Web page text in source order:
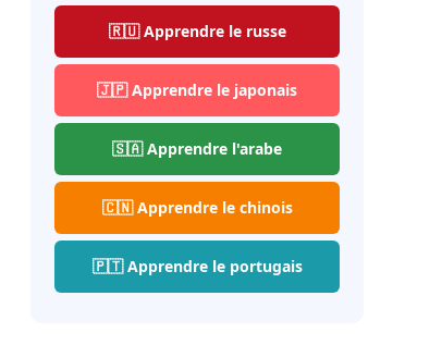
🇷🇺 Apprendre le russe
🇯🇵 Apprendre le japonais
🇸🇦 Apprendre l'arabe
🇨🇳 Apprendre le chinois
🇵🇹 Apprendre le portugais